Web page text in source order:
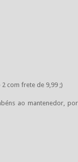
com frete de 9,99 ;)
ao mantenedor,